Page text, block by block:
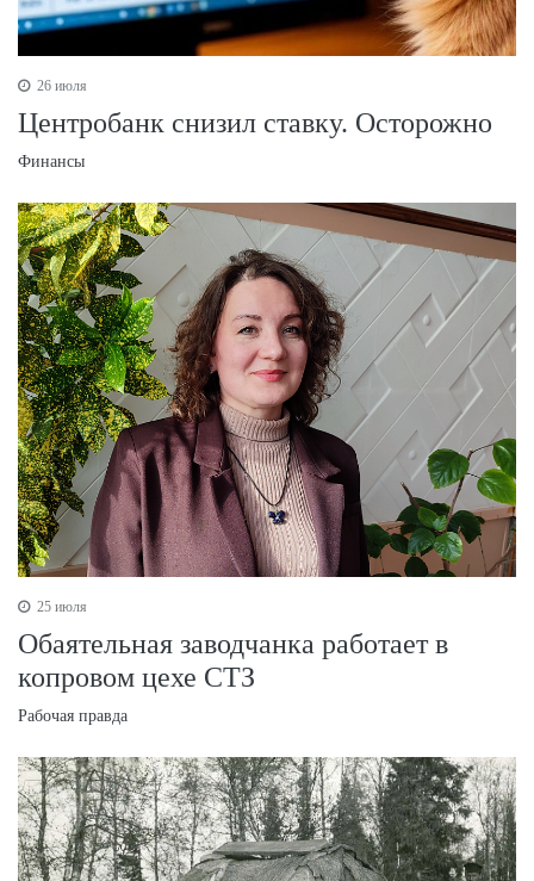
26 июля
Центробанк снизил ставку. Осторожно
Финансы
25 июля
Обаятельная заводчанка работает в
копровом цехе СТЗ
Рабочая правда